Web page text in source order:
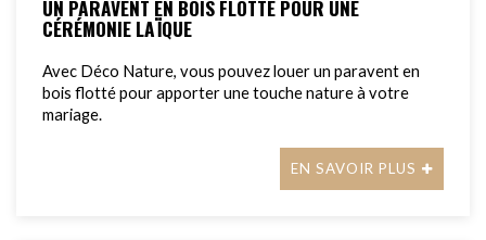
UN PARAVENT EN BOIS FLOTTÉ POUR UNE
CÉRÉMONIE LAÏQUE
Avec Déco Nature, vous pouvez louer un paravent en
bois flotté pour apporter une touche nature à votre
mariage.
EN SAVOIR PLUS